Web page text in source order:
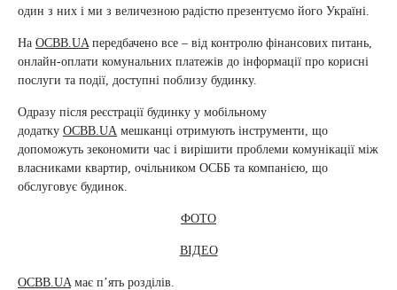
один з них і ми з величезною радістю презентуємо його Україні.
На ОСBB.UAпередбачено все – від контролю фінансових питань,
онлайн-оплати комунальних платежів до інформації про корисні
послуги та події, доступні поблизу будинку.
Одразу після реєстрації будинку у мобільному
додатку ОСBB.UA мешканці отримують інструменти, що
допоможуть зекономити час і вирішити проблеми комунікації між
власниками квартир, очільником ОСББ та компанією, що
обслуговує будинок.
ФОТО
ВІДЕО
ОСBB.UAмає п’ять розділів.